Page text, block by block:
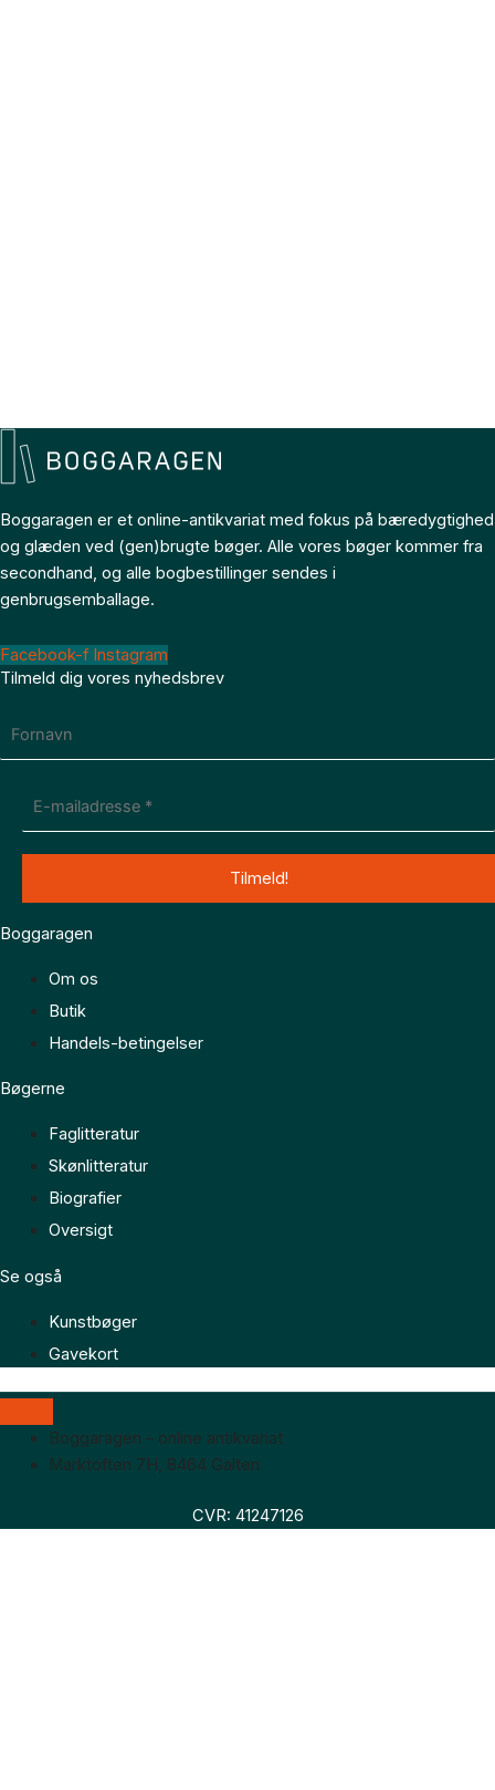
Boggaragen er et online-antikvariat med fokus på bæredygtighed
og glæden ved (gen)brugte bøger. Alle vores bøger kommer fra
secondhand, og alle bogbestillinger sendes i
genbrugsemballage.
Facebook-f Instagram
Tilmeld dig vores nyhedsbrev
Boggaragen
Om os
Butik
Handels-betingelser
Bøgerne
Faglitteratur
Skønlitteratur
Biografier
Oversigt
Se også
Kunstbøger
Gavekort
Boggaragen – online antikvariat
Marktoften 7H, 8464 Galten
CVR: 41247126